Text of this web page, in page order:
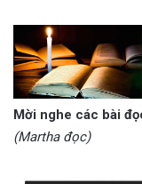
Mời nghe các bài
(Martha đọc)